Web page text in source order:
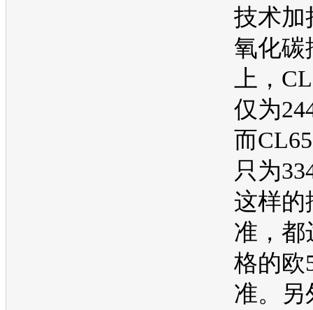
技术加
氧化碳
上，
仅为
而
只为
这样的
准，都
格的欧
准。另